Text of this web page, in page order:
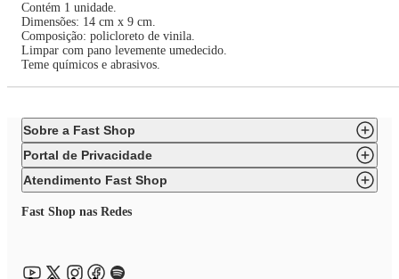
Contém 1 unidade.
Dimensões: 14 cm x 9 cm.
Composição: policloreto de vinila.
Limpar com pano levemente umedecido.
Teme químicos e abrasivos.
Sobre a Fast Shop
Portal de Privacidade
Atendimento Fast Shop
Fast Shop nas Redes